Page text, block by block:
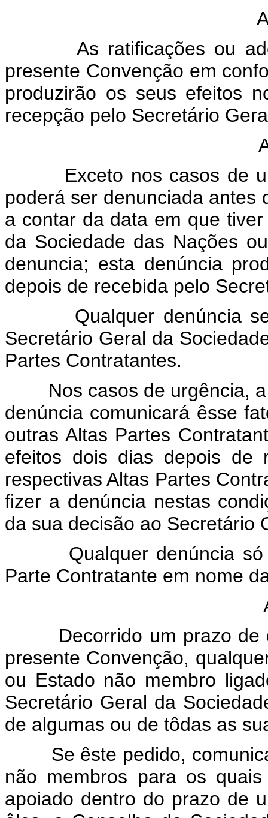
As ratificações ou
presente Convenção em
produzirão os seus efeitos
recepção pelo Secretário
Exceto nos casos de
poderá ser denunciada antes
a contar da data em que
da Sociedade das Nações
denuncia; esta denúncia
depois de recebida pelo
Qualquer denúncia será
Secretário Geral da
Partes Contratantes.
Nos casos de urgência, a
denúncia comunicará êsse
outras Altas Partes
efeitos dois dias depois de
respectivas Altas Partes
fizer a denúncia nestas
da sua decisão ao Secretário
Qualquer denúncia só
Parte Contratante em nome
Decorrido um prazo de
presente Convenção,
ou Estado não membro
Secretário Geral da
de algumas ou de tôdas as
Se êste pedido,
não membros para os
apoiado dentro do prazo de